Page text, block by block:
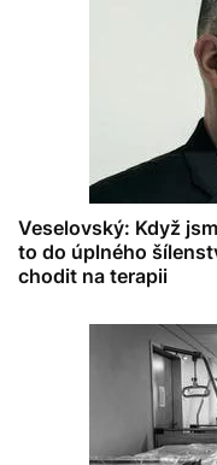
Veselovský: Když
to do úplného
chodit na terapii